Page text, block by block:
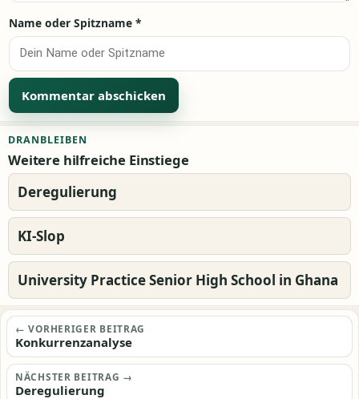
Name oder Spitzname *
DRANBLEIBEN
Weitere hilfreiche Einstiege
Deregulierung
KI-Slop
University Practice Senior High School in Ghana
Beitragsnavigation
← VORHERIGER BEITRAG
Konkurrenzanalyse
NÄCHSTER BEITRAG →
Deregulierung